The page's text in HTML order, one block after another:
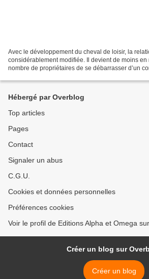
Avec le développement du cheval de loisir, la
considérablement modifiée. Il devient de moins
nombre de propriétaires de se débarrasser d’un
Hébergé par Overblog
Top articles
Pages
Contact
Signaler un abus
C.G.U.
Cookies et données personnelles
Préférences cookies
Voir le profil de Editions Alpha et Omega
Créer un blog sur
Créer un blog